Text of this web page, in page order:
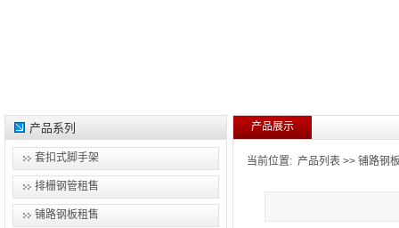
产品展示
当前位置: 产品列表 >> 铺路钢
产品系列
套扣式脚手架
排栅钢管租售
铺路钢板租售